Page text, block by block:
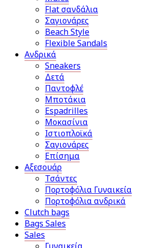
Flat σανδάλια
Σαγιονάρες
Beach Style
Flexible Sandals
Ανδρικά
Sneakers
Δετά
Παντοφλέ
Μποτάκια
Espadrilles
Μοκασίνια
Ιστιοπλοϊκά
Σαγιονάρες
Επίσημα
Αξεσουάρ
Τσάντες
Πορτοφόλια Γυναικεία
Πορτοφόλια ανδρικά
Clutch bags
Bags Sales
Sales